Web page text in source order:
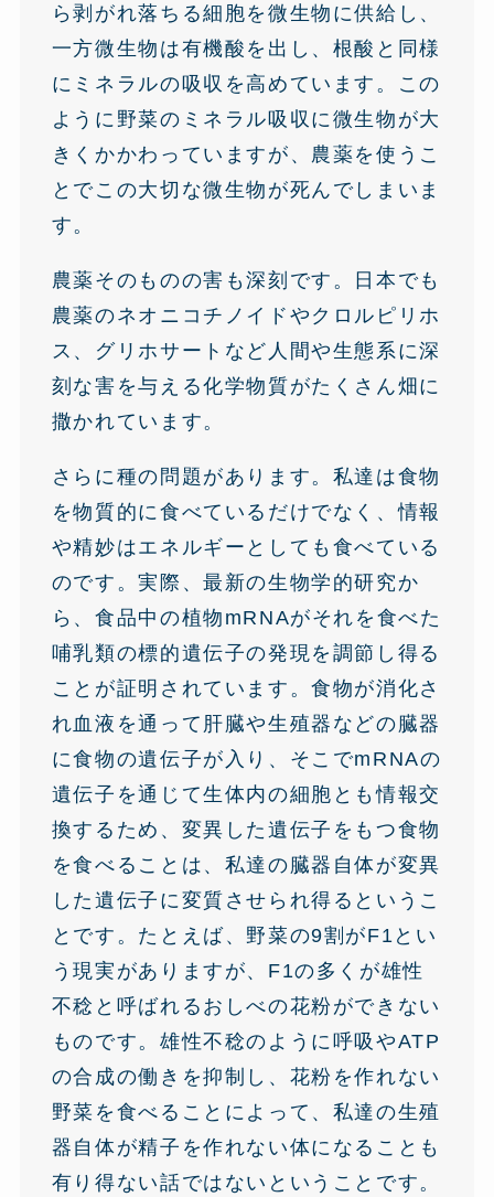
ら剥がれ落ちる細胞を微生物に供給し、
一方微生物は有機酸を出し、根酸と同様
にミネラルの吸収を高めています。この
ように野菜のミネラル吸収に微生物が大
きくかかわっていますが、農薬を使うこ
とでこの大切な微生物が死んでしまいま
す。
農薬そのものの害も深刻です。日本でも
農薬のネオニコチノイドやクロルピリホ
ス、グリホサートなど人間や生態系に深
刻な害を与える化学物質がたくさん畑に
撒かれています。
さらに種の問題があります。私達は食物
を物質的に食べているだけでなく、情報
や精妙はエネルギーとしても食べている
のです。実際、最新の生物学的研究か
ら、食品中の植物mRNAがそれを食べた
哺乳類の標的遺伝子の発現を調節し得る
ことが証明されています。食物が消化さ
れ血液を通って肝臓や生殖器などの臓器
に食物の遺伝子が入り、そこでmRNAの
遺伝子を通じて生体内の細胞とも情報交
換するため、変異した遺伝子をもつ食物
を食べることは、私達の臓器自体が変異
した遺伝子に変質させられ得るというこ
とです。たとえば、野菜の9割がF1とい
う現実がありますが、F1の多くが雄性
不稔と呼ばれるおしべの花粉ができない
ものです。雄性不稔のように呼吸やATP
の合成の働きを抑制し、花粉を作れない
野菜を食べることによって、私達の生殖
器自体が精子を作れない体になることも
有り得ない話ではないということです。